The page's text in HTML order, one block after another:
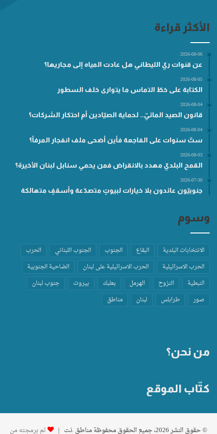
الأكثر قراءة
2026-08-06
عن قنوات ريّ الليطاني هل عادت المياه إلى مجاريها؟
2026-08-05
الكتابة على خطّ التماس ما يتوارى خلف السطور
2026-08-04
قانون الصيد المائيّ.. لحماية الصيّادين أم احتكار الشركات؟
2026-08-04
ستّ سنوات على الفاجعة فأين أضحى ملف انفجار المرفأ؟
2026-08-03
القمح البلديّ مهدد بالانقراض فمن يحمي سنابل لبنان الأخيرة؟
2026-07-30
جنوبيّون عائدون بلا خيارات لبيوتٍ متصدّعة وأسقفٍ متهالكة
وسوم
الانتخابات البلدية البقاع الجنوب الجنوب اللبناني
الحرب
الحرب الاسرائيلية
الحرب الاسرائيلية على لبنان
الضاحية الجنوبية
النبطية
النزوح الهرمل بعلبك بيروت
جنوب لبنان
صور
طرابلس لبنان مناطق
من نحن؟
كتّاب الموقع
© حقوق النشر 2026، جميع الحقوق محفوظة مناطق .نت | تم برمجته من